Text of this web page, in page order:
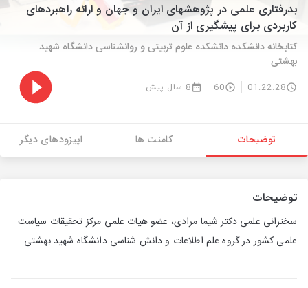
بدرفتاری علمی در پژوهشهای ایران و جهان و ارائه راهبردهای
کاربردی برای پیشگیری از آن
کتابخانه دانشکده دانشکده علوم تربیتی و روانشناسی دانشگاه شهید
بهشتی
01:22:28
60 8 سال پیش
توضیحات کامنت ها اپیزودهای دیگر
توضیحات
سخنرانی علمی دکتر شیما مرادی، عضو هیات علمی مرکز تحقیقات سیاست
علمی کشور در گروه علم اطلاعات و دانش شناسی دانشگاه شهید بهشتی